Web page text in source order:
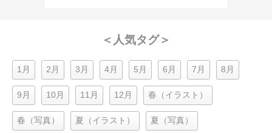
＜人気タグ＞
1月 2月 3月 4月 5月 6月 7月 8月
9月 10月 11月 12月 春（イラスト）
春（写真） 夏（イラスト） 夏（写真）